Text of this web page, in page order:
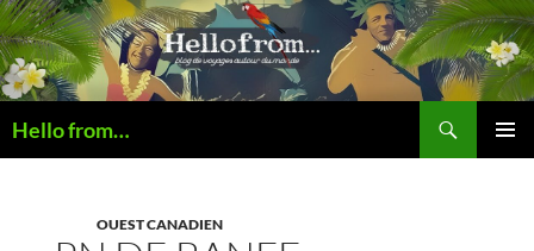
Hello from…
OUEST CANADIEN